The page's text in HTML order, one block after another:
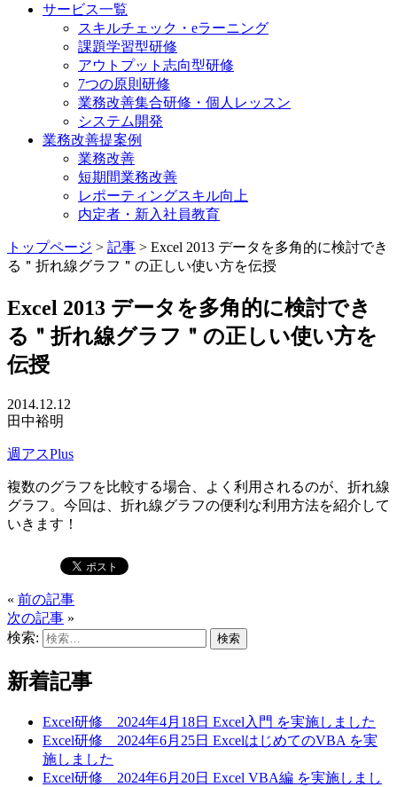
サービス一覧
スキルチェック・eラーニング
課題学習型研修
アウトプット志向型研修
7つの原則研修
業務改善集合研修・個人レッスン
システム開発
業務改善提案例
業務改善
短期間業務改善
レポーティングスキル向上
内定者・新入社員教育
トップページ > 記事 > Excel 2013 データを多角的に検討でき
る＂折れ線グラフ＂の正しい使い方を伝授
Excel 2013 データを多角的に検討でき
る＂折れ線グラフ＂の正しい使い方を
伝授
2014.12.12
田中裕明
週アスPlus
複数のグラフを比較する場合、よく利用されるのが、折れ線
グラフ。今回は、折れ線グラフの便利な利用方法を紹介して
いきます！
« 前の記事
次の記事 »
検索:
新着記事
Excel研修 2024年4月18日 Excel入門 を実施しました
Excel研修 2024年6月25日 ExcelはじめてのVBA を実
施しました
Excel研修 2024年6月20日 Excel VBA編 を実施しまし